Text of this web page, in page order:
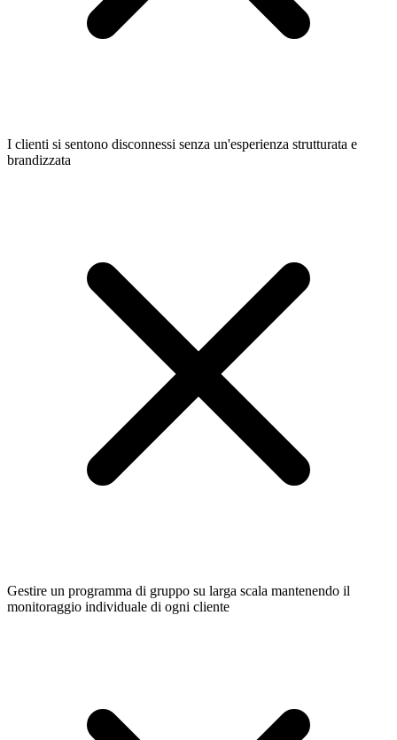
I clienti si sentono disconnessi senza un'esperienza strutturata e
brandizzata
Gestire un programma di gruppo su larga scala mantenendo il
monitoraggio individuale di ogni cliente